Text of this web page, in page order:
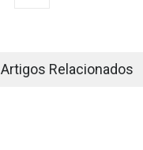
Artigos Relacionados